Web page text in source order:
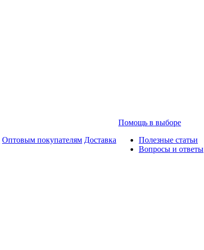
Оптовым покупателям Доставка
Помощь в выборе
Полезные статьи
Вопросы и ответы